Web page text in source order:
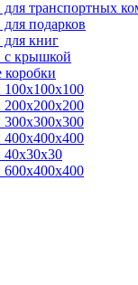
транспортных
подарков
книг
с крышкой
40x30x30